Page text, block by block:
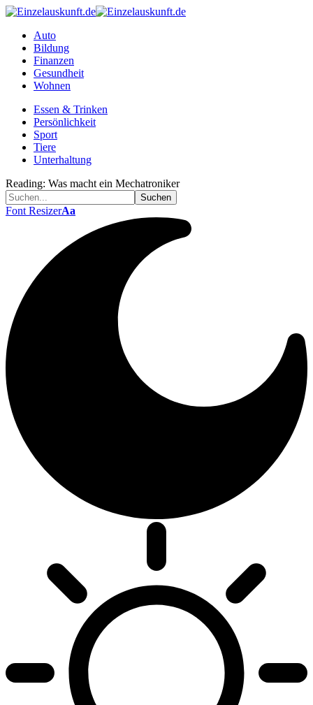
Auto
Bildung
Finanzen
Gesundheit
Wohnen
Essen & Trinken
Persönlichkeit
Sport
Tiere
Unterhaltung
Reading: Was macht ein Mechatroniker
Font ResizerAa